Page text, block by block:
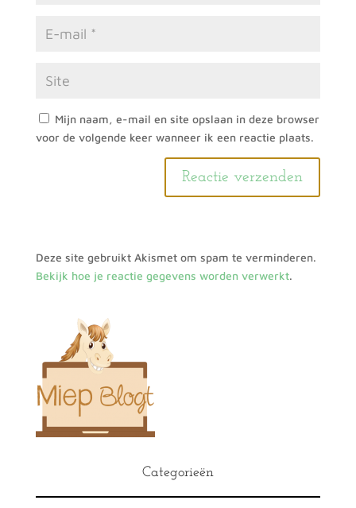
Mijn naam, e-mail en site opslaan in deze browser
voor de volgende keer wanneer ik een reactie plaats.
Deze site gebruikt Akismet om spam te verminderen.
Bekijk hoe je reactie gegevens worden verwerkt.
Categorieën